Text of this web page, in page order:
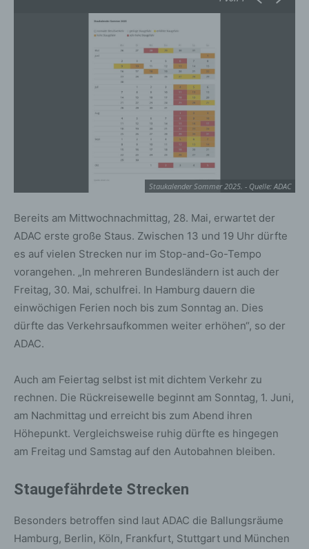
Staukalender Sommer 2025. - Quelle: ADAC
Bereits am Mittwochnachmittag, 28. Mai, erwartet der
ADAC erste große Staus. Zwischen 13 und 19 Uhr dürfte
es auf vielen Strecken nur im Stop-and-Go-Tempo
vorangehen. „In mehreren Bundesländern ist auch der
Freitag, 30. Mai, schulfrei. In Hamburg dauern die
einwöchigen Ferien noch bis zum Sonntag an. Dies
dürfte das Verkehrsaufkommen weiter erhöhen“, so der
ADAC.
Auch am Feiertag selbst ist mit dichtem Verkehr zu
rechnen. Die Rückreisewelle beginnt am Sonntag, 1. Juni,
am Nachmittag und erreicht bis zum Abend ihren
Höhepunkt. Vergleichsweise ruhig dürfte es hingegen
am Freitag und Samstag auf den Autobahnen bleiben.
Staugefährdete Strecken
Besonders betroffen sind laut ADAC die Ballungsräume
Hamburg, Berlin, Köln, Frankfurt, Stuttgart und München